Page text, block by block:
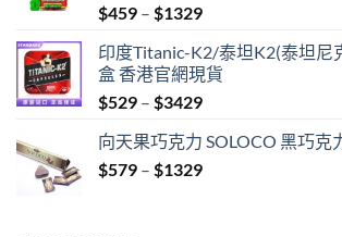
$459 – $1329Price
$459
through
$1329
印度Titanic-K2/泰坦K2(泰坦尼
盒 香港官網現貨
$529 – $3429Price
$529
through
向天果巧克力 SOLOCO 黑巧克
$579 – $1329Price